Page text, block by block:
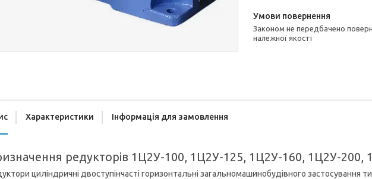
Законом не передбачено повернення та обмін даного товару
належної якості
Характеристики Інформація для замовлення
редукторів 1Ц2У-100, 1Ц2У-125, 1Ц2У-160, 1Ц2У-200,
циліндричні двоступінчасті горизонтальні загальномашинобудівного застосування